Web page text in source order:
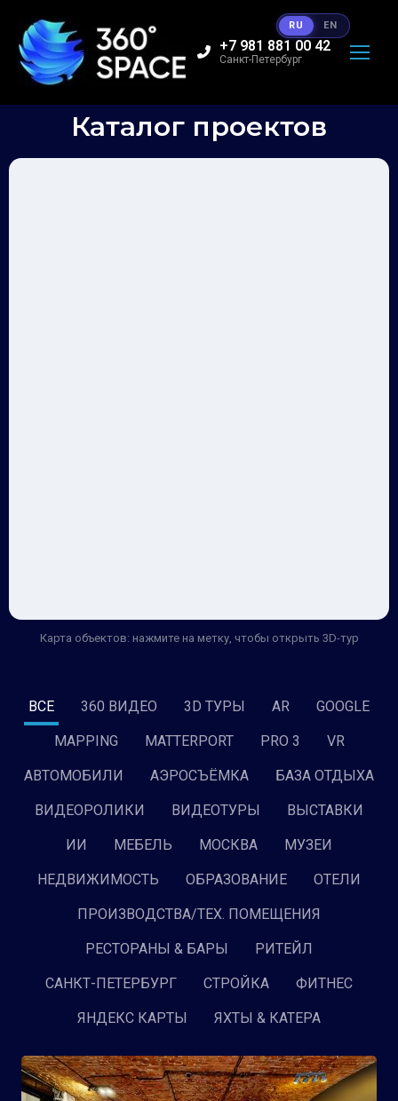
+7 981 881 00 42
Санкт-Петербург
Каталог проектов
Карта объектов: нажмите на метку, чтобы открыть 3D-тур
ВСЕ 360 ВИДЕО 3D ТУРЫ AR GOOGLE
MAPPING MATTERPORT PRO 3 VR
АВТОМОБИЛИ АЭРОСЪЁМКА БАЗА ОТДЫХА
ВИДЕОРОЛИКИ ВИДЕОТУРЫ ВЫСТАВКИ
ИИ МЕБЕЛЬ МОСКВА МУЗЕИ
НЕДВИЖИМОСТЬ ОБРАЗОВАНИЕ ОТЕЛИ
ПРОИЗВОДСТВА/ТЕХ. ПОМЕЩЕНИЯ
РЕСТОРАНЫ & БАРЫ РИТЕЙЛ
САНКТ-ПЕТЕРБУРГ СТРОЙКА ФИТНЕС
ЯНДЕКС КАРТЫ ЯХТЫ & КАТЕРА
RU EN